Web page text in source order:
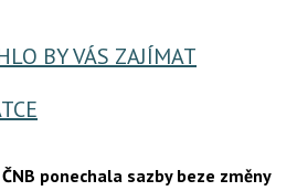
BY VÁS ZAJÍMAT
ČNB ponechala sazby beze změny